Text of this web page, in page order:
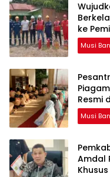
ke
Musi
Resmi
Musi
Amdal
Khusus